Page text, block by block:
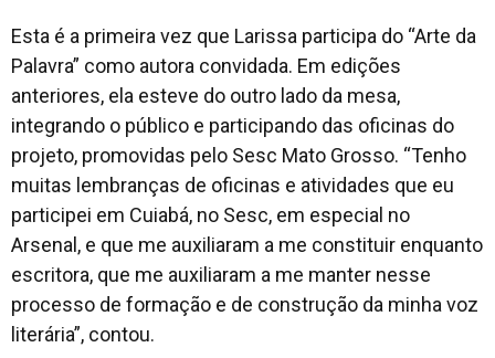
Esta é a primeira vez que Larissa participa do “Arte da
Palavra” como autora convidada. Em edições
anteriores, ela esteve do outro lado da mesa,
integrando o público e participando das oficinas do
projeto, promovidas pelo Sesc Mato Grosso. “Tenho
muitas lembranças de oficinas e atividades que eu
participei em Cuiabá, no Sesc, em especial no
Arsenal, e que me auxiliaram a me constituir enquanto
escritora, que me auxiliaram a me manter nesse
processo de formação e de construção da minha voz
literária”, contou.